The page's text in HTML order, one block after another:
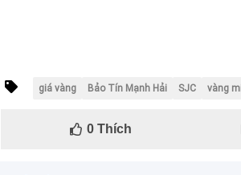
giá vàng Bảo Tín Mạnh Hải SJC vàng
0Thích